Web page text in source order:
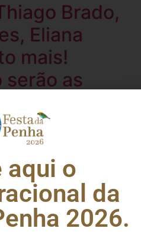
Brado,
Eliana
mais!
serão as
da Festa
aqui o
da
2026.